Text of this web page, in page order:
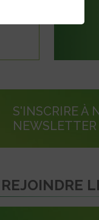
S'INSCRIRE À
NEWSLETTER
REJOINDRE